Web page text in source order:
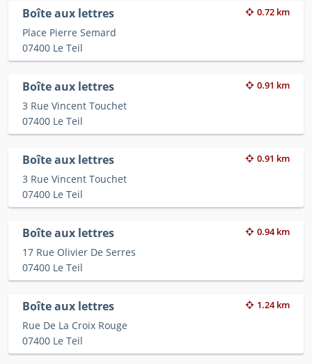
Boîte aux lettres 0.72 km
Place Pierre Semard
07400 Le Teil
Boîte aux lettres 0.91 km
3 Rue Vincent Touchet
07400 Le Teil
Boîte aux lettres 0.91 km
3 Rue Vincent Touchet
07400 Le Teil
Boîte aux lettres 0.94 km
17 Rue Olivier De Serres
07400 Le Teil
Boîte aux lettres 1.24 km
Rue De La Croix Rouge
07400 Le Teil